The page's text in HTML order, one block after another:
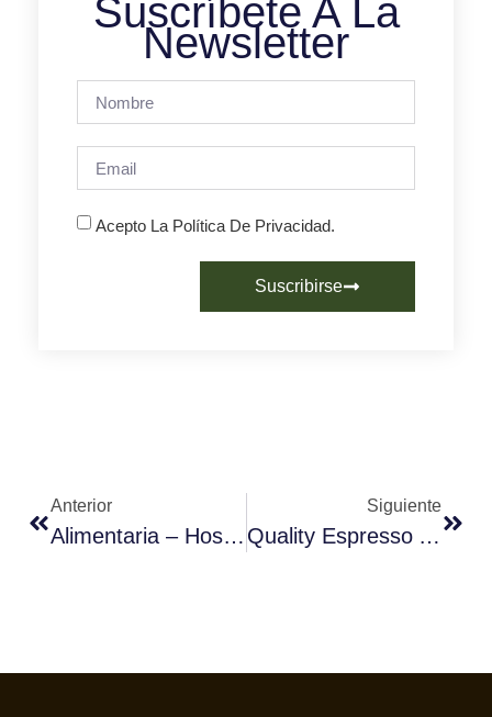
Suscríbete A La
Newsletter
Acepto La Política De Privacidad.
Suscribirse
Anterior
Alimentaria – Hostelco Pospone Su Edición Al Año 2021
Siguiente
Quality Espresso Amplía La Futurmat Ottima Evo Con El Nuevo Modelo De 1 Grupo